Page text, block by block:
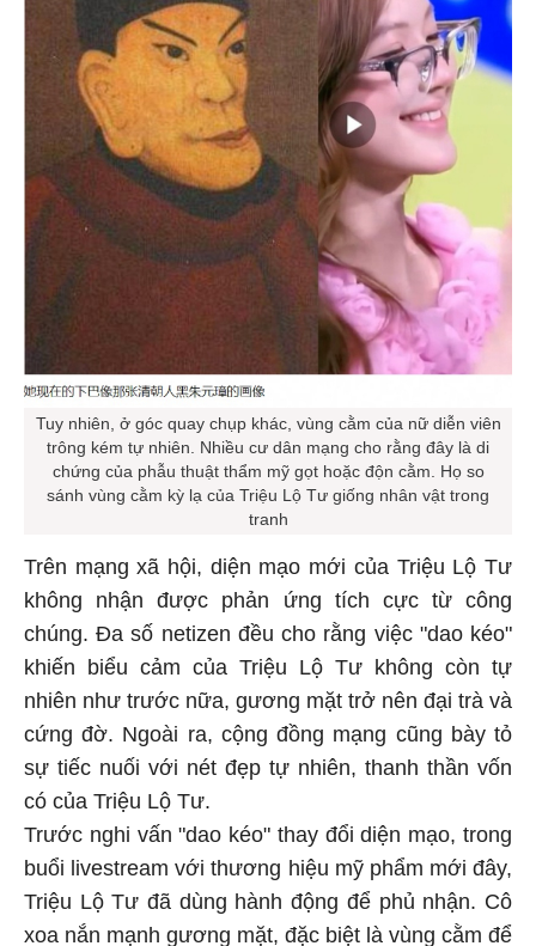
Tuy nhiên, ở góc quay chụp khác, vùng cằm của nữ diễn viên
trông kém tự nhiên. Nhiều cư dân mạng cho rằng đây là di
chứng của phẫu thuật thẩm mỹ gọt hoặc độn cằm. Họ so
sánh vùng cằm kỳ lạ của Triệu Lộ Tư giống nhân vật trong
tranh
Trên mạng xã hội, diện mạo mới của Triệu Lộ Tư
không nhận được phản ứng tích cực từ công
chúng. Đa số netizen đều cho rằng việc "dao kéo"
khiến biểu cảm của Triệu Lộ Tư không còn tự
nhiên như trước nữa, gương mặt trở nên đại trà và
cứng đờ. Ngoài ra, cộng đồng mạng cũng bày tỏ
sự tiếc nuối với nét đẹp tự nhiên, thanh thần vốn
có của Triệu Lộ Tư.
Trước nghi vấn "dao kéo" thay đổi diện mạo, trong
buổi livestream với thương hiệu mỹ phẩm mới đây,
Triệu Lộ Tư đã dùng hành động để phủ nhận. Cô
xoa nắn mạnh gương mặt, đặc biệt là vùng cằm để